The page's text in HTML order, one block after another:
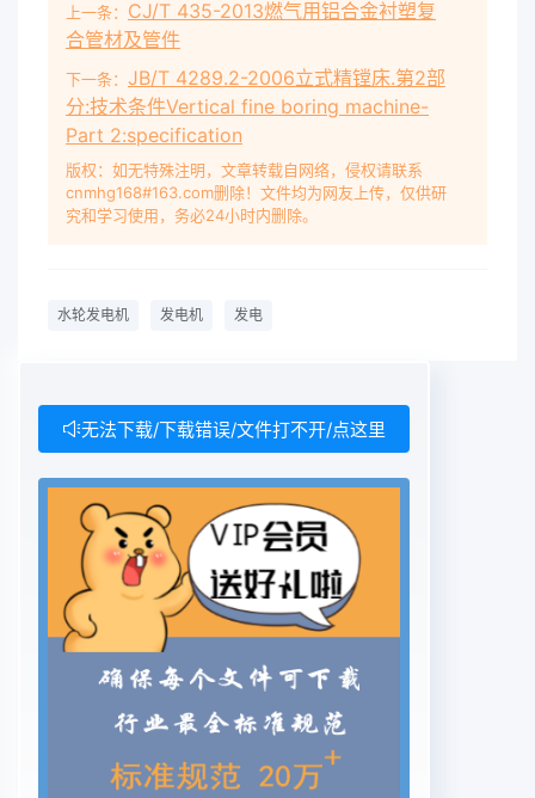
上一条： CJ/T 435-2013燃气用铝合金衬塑复
合管材及管件
下一条： JB/T 4289.2-2006立式精镗床.第2部
分:技术条件Vertical fine boring machine-
Part 2:specification
版权：如无特殊注明，文章转载自网络，侵权请联系
cnmhg168#163.com删除！文件均为网友上传，仅供研
究和学习使用，务必24小时内删除。
水轮发电机 发电机 发电
无法下载/下载错误/文件打不开/点这里